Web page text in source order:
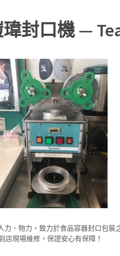
封口機 —
、物力，致力於食品容器封口包裝
現場維修，保證安心有保障！